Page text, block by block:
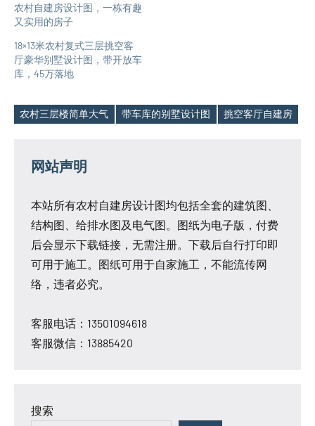
农村自建房设计图，一栋有趣
又实用的房子
18×13米农村复式三层挑空客
厅豪华别墅设计图，带开放车
库，45万落地
Tags
农村三层楼简单大气 带车库的别墅设计图 挑空客厅自建房
网站声明
本站所有农村自建房设计图均包括全套的建筑图、
结构图、给排水图及电气图。图纸为电子版，付费
后会显示下载链接，无需注册。下载后自行打印即
可用于施工。图纸可用于自家施工，不能流传网
络，违者必究。
客服电话：13501094618
客服微信：13885420
搜索